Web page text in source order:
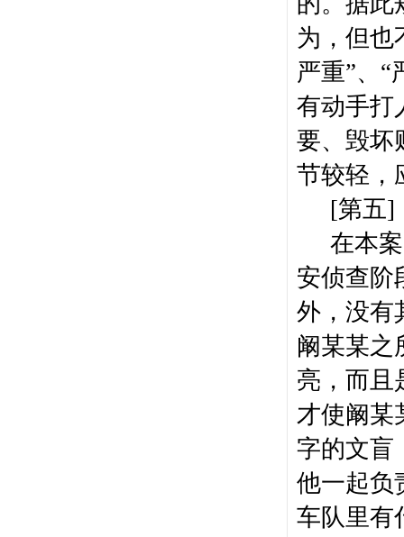
为，但也
严重”、“
有动手打
要、毁坏
节较轻，
[第五]
在本
安侦查阶
外，没有
阚某某之
亮，而且
才使阚某
字的文盲
他一起负
车队里有